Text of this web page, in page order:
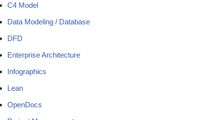
C4 Model
Data Modeling / Database
DFD
Enterprise Architecture
Infographics
Lean
OpenDocs